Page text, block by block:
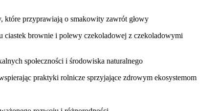
które przyprawiają o smakowity zawrót głowy
ciastek brownie i polewy czekoladowej z czekoladowymi
społeczności i środowiska naturalnego
praktyki rolnicze sprzyjające zdrowym ekosystemom